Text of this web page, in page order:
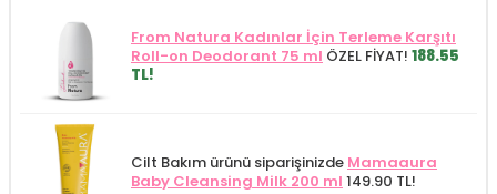
From Natura Kadınlar İçin Terleme Karşıtı
Roll-on Deodorant 75 ml ÖZEL FİYAT! 188.55
TL!
Cilt Bakım ürünü siparişinizde Mamaaura
Baby Cleansing Milk 200 ml 149.90 TL!